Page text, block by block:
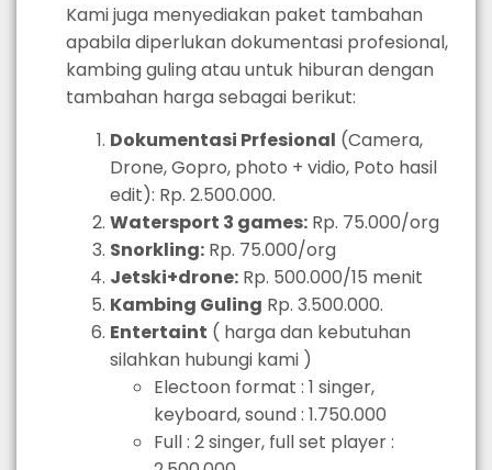
Kami juga menyediakan paket tambahan
apabila diperlukan dokumentasi profesional,
kambing guling atau untuk hiburan dengan
tambahan harga sebagai berikut:
Dokumentasi Prfesional (Camera,
Drone, Gopro, photo + vidio, Poto hasil
edit): Rp. 2.500.000.
Watersport 3 games: Rp. 75.000/org
Snorkling: Rp. 75.000/org
Jetski+drone: Rp. 500.000/15 menit
Kambing Guling Rp. 3.500.000.
Entertaint ( harga dan kebutuhan
silahkan hubungi kami )
Electoon format : 1 singer,
keyboard, sound : 1.750.000
Full : 2 singer, full set player :